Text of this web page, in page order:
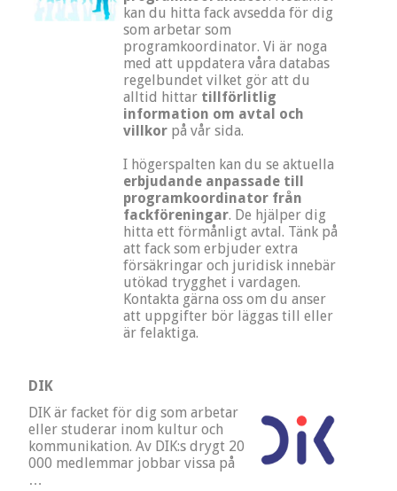
kan du hitta fack avsedda för dig
som arbetar som
programkoordinator. Vi är noga
med att uppdatera våra databas
regelbundet vilket gör att du
alltid hittar tillförlitlig
information om avtal och
villkor på vår sida.
I högerspalten kan du se aktuella
erbjudande anpassade till
programkoordinator från
fackföreningar. De hjälper dig
hitta ett förmånligt avtal. Tänk på
att fack som erbjuder extra
försäkringar och juridisk innebär
utökad trygghet i vardagen.
Kontakta gärna oss om du anser
att uppgifter bör läggas till eller
är felaktiga.
DIK
DIK är facket för dig som arbetar
eller studerar inom kultur och
kommunikation. Av DIK:s drygt 20
000 medlemmar jobbar vissa på
…